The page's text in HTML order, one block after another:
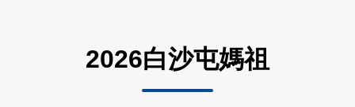
2026白沙屯媽祖